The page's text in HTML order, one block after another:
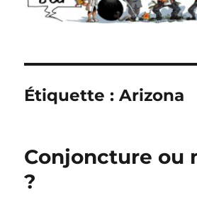
Étiquette :Arizona
Conjoncture ou
?